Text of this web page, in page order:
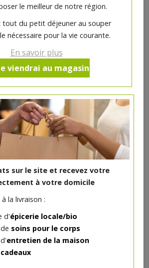
le meilleur de notre région.
tout du petit déjeuner au souper
nécessaire pour la vie courante.
En savoir plus
viendrai au magasin
sur le site et recevez votre
à votre domicile
la livraison :
d'épicerie locale/bio
soins pour le corps
entretien de la maison
Blanche bio 33cl
1.95€/pc
indisponible pour le moment.
CATÉGORIE ...
du Borinage